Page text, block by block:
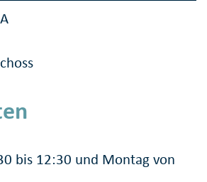
bis 12:30 und Montag von